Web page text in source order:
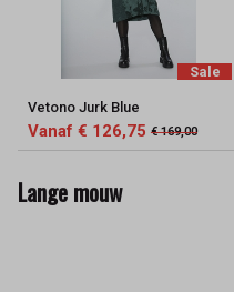
Sale
Vetono Jurk Blue
Vanaf € 126,75 € 169,00
Lange mouw